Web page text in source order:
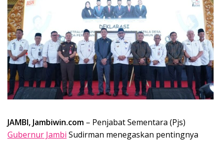
JAMBI, Jambiwin.com – Penjabat Sementara (Pjs)
Gubernur Jambi Sudirman menegaskan pentingnya